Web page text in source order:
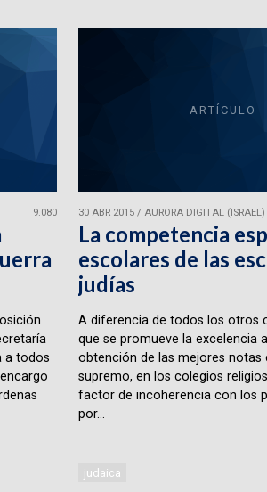
9.080
a todos
ARTÍCULO
30 ABR 2015/ AURORA DIGITAL (ISRAEL)
La competencia
escolares de las
judías
A diferencia de todos los otros
que se promueve la excelencia
obtención de las mejores notas
supremo, en los colegios
factor de incoherencia con los
por...
judaica